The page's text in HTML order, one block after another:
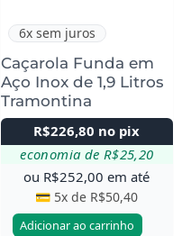
6x sem juros
Caçarola Funda em
Aço Inox de 1,9 Litros
Tramontina
R$226,80 no pix
economia de R$25,20
ou R$252,00 em até
💳 5x de R$50,40
Adicionar ao carrinho